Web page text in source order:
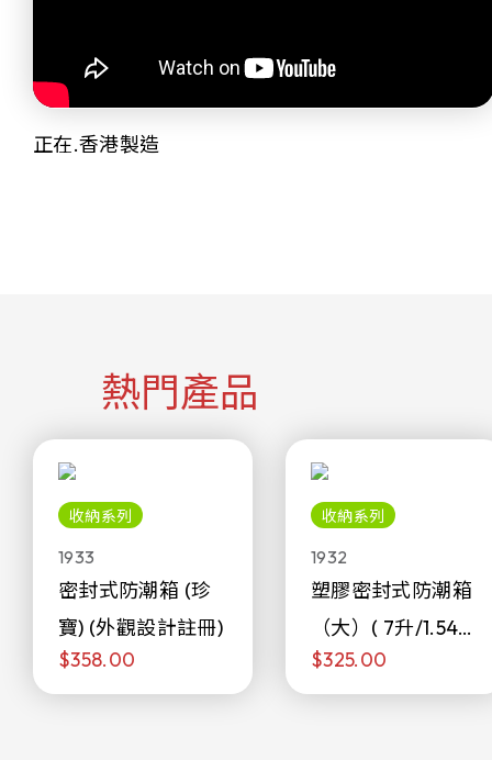
正在.香港製造
熱門產品
收納系列
1933
密封式防潮箱 (珍
寶) (外觀設計註冊)
$358.00
收納系列
1932
塑膠密封式防潮箱
（大）( 7升/1.54加
侖)
$325.00